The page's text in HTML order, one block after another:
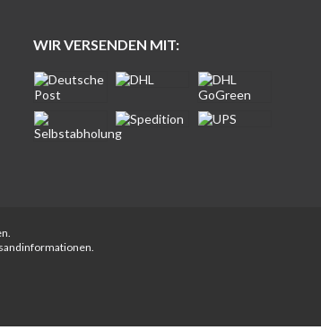
WIR VERSENDEN MIT: